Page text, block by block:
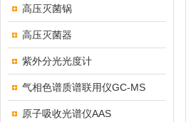
高压灭菌锅
高压灭菌器
紫外分光光度计
气相色谱质谱联用仪GC-MS
原子吸收光谱仪AAS